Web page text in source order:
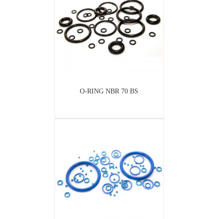
O-RING NBR 70 BS